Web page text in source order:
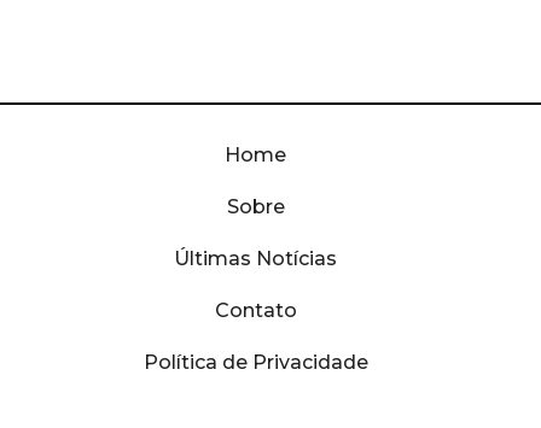
Home
Sobre
Últimas Notícias
Contato
Política de Privacidade